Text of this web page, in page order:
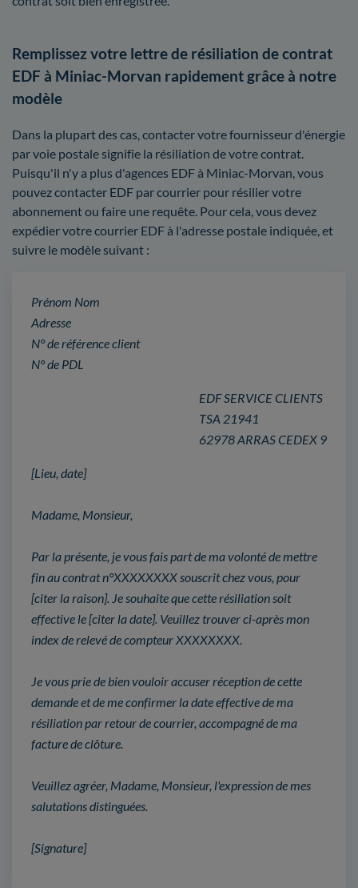
Remplissez votre lettre de résiliation de contrat
EDF à Miniac-Morvan rapidement grâce à notre
modèle
Dans la plupart des cas, contacter votre fournisseur d'énergie
par voie postale signifie la résiliation de votre contrat.
Puisqu'il n'y a plus d'agences EDF à Miniac-Morvan, vous
pouvez contacter EDF par courrier pour résilier votre
abonnement ou faire une requête. Pour cela, vous devez
expédier votre courrier EDF à l'adresse postale indiquée, et
suivre le modèle suivant :
Prénom Nom
Adresse
N° de référence client
N° de PDL
EDF SERVICE CLIENTS
TSA 21941
62978 ARRAS CEDEX 9
[Lieu, date]
Madame, Monsieur,
Par la présente, je vous fais part de ma volonté de mettre
fin au contrat n°XXXXXXXX souscrit chez vous, pour
[citer la raison]. Je souhaite que cette résiliation soit
effective le [citer la date]. Veuillez trouver ci-après mon
index de relevé de compteur XXXXXXXX.
Je vous prie de bien vouloir accuser réception de cette
demande et de me confirmer la date effective de ma
résiliation par retour de courrier, accompagné de ma
facture de clôture.
Veuillez agréer, Madame, Monsieur, l'expression de mes
salutations distinguées.
[Signature]